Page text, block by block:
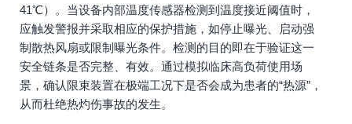
41℃）。当设备内部温度传感器检测到温度接近阈值时，
应触发警报并采取相应的保护措施，如停止曝光、启动强
制散热风扇或限制曝光条件。检测的目的即在于验证这一
安全链条是否完整、有效。通过模拟临床高负荷使用场
景，确认限束装置在极端工况下是否会成为患者的“热源”，
从而杜绝热灼伤事故的发生。